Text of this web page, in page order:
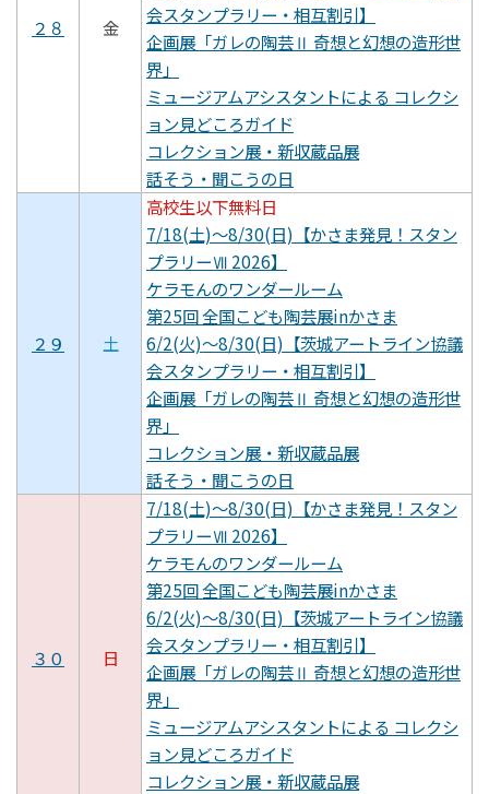
２８ 金
会スタンプラリー・相互割引】
企画展「ガレの陶芸Ⅱ 奇想と幻想の造形世
界」
ミュージアムアシスタントによる コレクシ
ョン見どころガイド
コレクション展・新収蔵品展
話そう・聞こうの日
２９ 土
高校生以下無料日
7/18(土)～8/30(日)【かさま発見！スタン
プラリーⅦ 2026】
ケラモんのワンダールーム
第25回 全国こども陶芸展inかさま
6/2(火)～8/30(日)【茨城アートライン協議
会スタンプラリー・相互割引】
企画展「ガレの陶芸Ⅱ 奇想と幻想の造形世
界」
コレクション展・新収蔵品展
話そう・聞こうの日
３０ 日
7/18(土)～8/30(日)【かさま発見！スタン
プラリーⅦ 2026】
ケラモんのワンダールーム
第25回 全国こども陶芸展inかさま
6/2(火)～8/30(日)【茨城アートライン協議
会スタンプラリー・相互割引】
企画展「ガレの陶芸Ⅱ 奇想と幻想の造形世
界」
ミュージアムアシスタントによる コレクシ
ョン見どころガイド
コレクション展・新収蔵品展